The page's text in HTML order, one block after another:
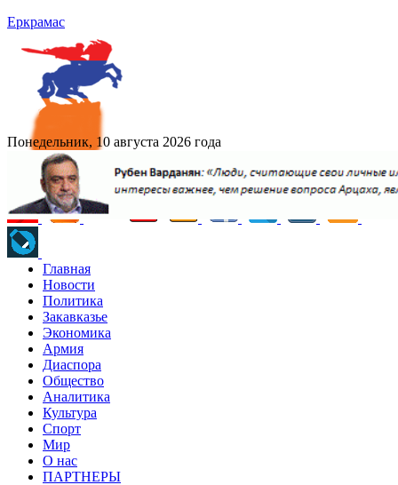
Еркрамас
Понедельник, 10 августа 2026 года
Главная
Новости
Политика
Закавказье
Экономика
Армия
Диаспора
Общество
Аналитика
Культура
Спорт
Мир
О нас
ПАРТНЕРЫ